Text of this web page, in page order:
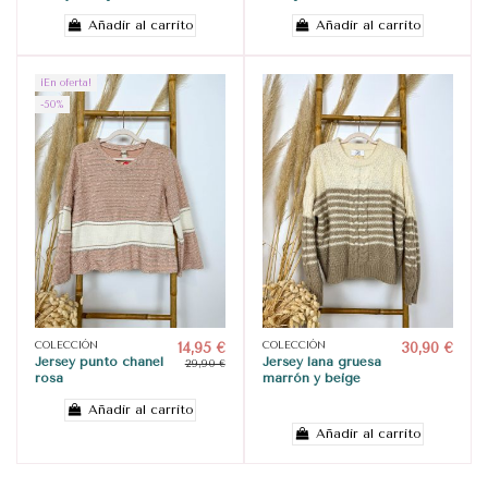
Añadir al carrito Añadir al carrito
¡En oferta!
-50%
COLECCIÓN
Jersey punto chanel
rosa
14,95 €
29,90 €
Añadir al carrito
COLECCIÓN
Jersey lana gruesa
marrón y beige
30,90 €
Añadir al carrito